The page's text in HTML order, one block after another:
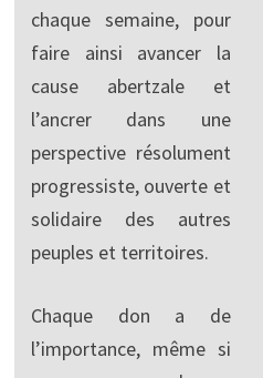
chaque semaine, pour
faire ainsi avancer la
cause abertzale et
l’ancrer dans une
perspective résolument
progressiste, ouverte et
solidaire des autres
peuples et territoires.
Chaque don a de
l’importance, même si